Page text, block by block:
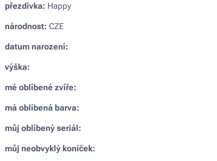
přezdívka: Happy
národnost: CZE
datum narození:
výška:
mé oblíbené zvíře:
má oblíbená barva:
můj oblíbený seriál:
můj neobvyklý koníček: